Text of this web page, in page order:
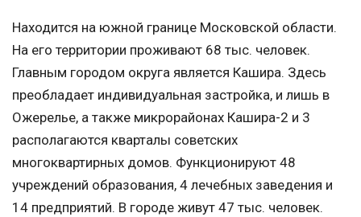
Находится на южной границе Московской области.
На его территории проживают 68 тыс. человек.
Главным городом округа является Кашира. Здесь
преобладает индивидуальная застройка, и лишь в
Ожерелье, а также микрорайонах Кашира-2 и 3
располагаются кварталы советских
многоквартирных домов. Функционируют 48
учреждений образования, 4 лечебных заведения и
14 предприятий. В городе живут 47 тыс. человек.